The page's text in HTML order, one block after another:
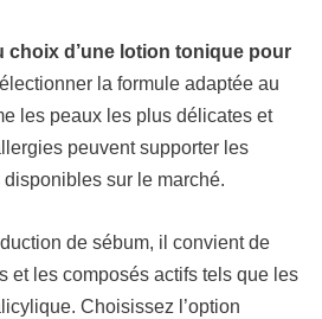
choix d’une lotion tonique pour
la formule adaptée au
les peaux les plus délicates et
peuvent supporter les
sur le marché.
de sébum, il convient de
et les composés actifs tels que les
Choisissez l’option